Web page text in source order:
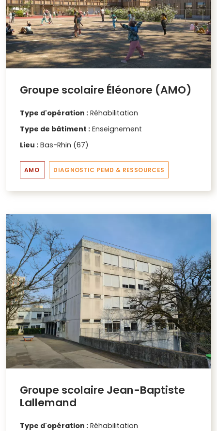
Groupe scolaire Éléonore (AMO)
Type d'opération :Réhabilitation
Type de bâtiment :Enseignement
Lieu :Bas-Rhin (67)
AMO DIAGNOSTIC PEMD & RESSOURCES
Groupe scolaire Jean-Baptiste
Lallemand
Type d'opération :Réhabilitation